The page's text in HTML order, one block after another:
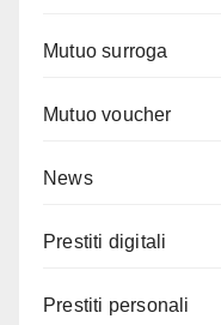
Mutuo surroga
Mutuo voucher
News
Prestiti digitali
Prestiti personali